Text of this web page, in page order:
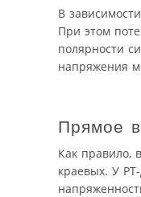
В
При этом
полярности
напряжения
Прямое
Как правило,
краевых. У